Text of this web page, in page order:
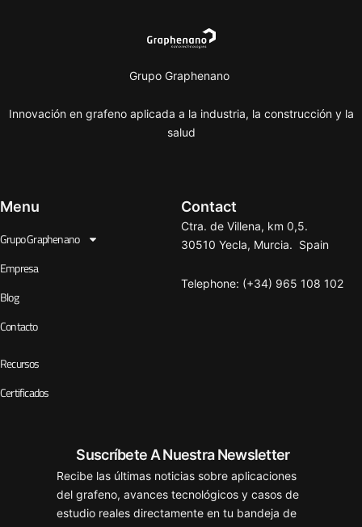
Grupo Graphenano
Innovación en grafeno aplicada a la industria, la construcción y la
salud
Menu
Grupo Graphenano
Empresa
Blog
Contacto
Recursos
Certificados
Contact
Ctra. de Villena, km 0,5.
30510 Yecla, Murcia. Spain
Telephone: (+34) 965 108 102
Suscríbete A Nuestra Newsletter
Recibe las últimas noticias sobre aplicaciones
del grafeno, avances tecnológicos y casos de
estudio reales directamente en tu bandeja de